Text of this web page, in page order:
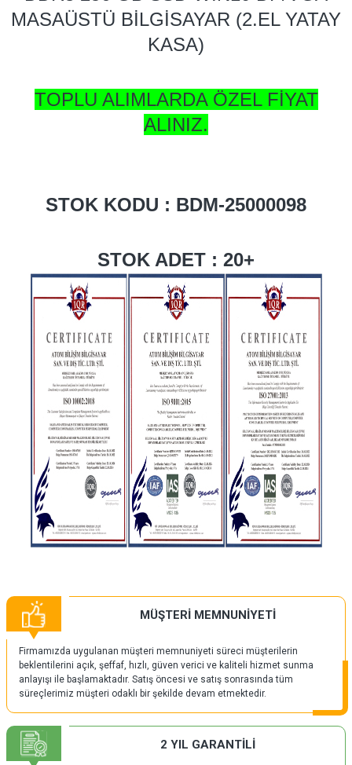
MASAÜSTÜ BİLGİSAYAR (2.EL YATAY
KASA)
TOPLU ALIMLARDA ÖZEL FİYAT
ALINIZ.
STOK KODU : BDM-25000098
STOK ADET : 20+
MÜŞTERİ MEMNUNİYETİ
Firmamızda uygulanan müşteri memnuniyeti süreci müşterilerin
beklentilerini açık, şeffaf, hızlı, güven verici ve kaliteli hizmet sunma
anlayışı ile başlamaktadır. Satış öncesi ve satış sonrasında tüm
süreçlerimiz müşteri odaklı bir şekilde devam etmektedir.
2 YIL GARANTİLİ